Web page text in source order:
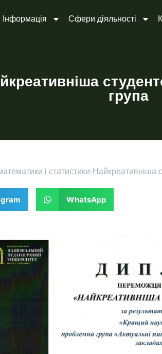
Інформація Сфери діяльності
група
і статистики-Найкреативніша
WhatsApp